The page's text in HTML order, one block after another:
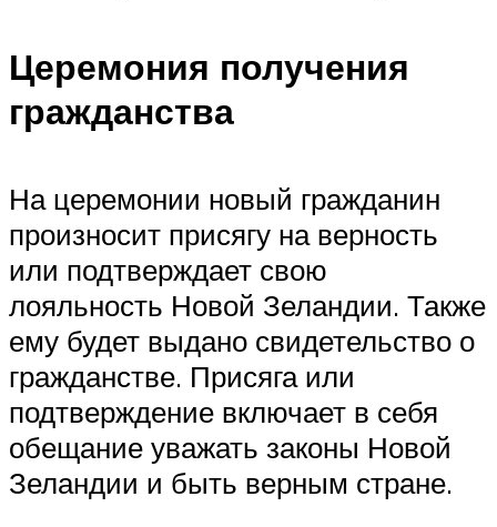
Церемония получения
гражданства
На церемонии новый гражданин
произносит присягу на верность
или подтверждает свою
лояльность Новой Зеландии. Также
ему будет выдано свидетельство о
гражданстве. Присяга или
подтверждение включает в себя
обещание уважать законы Новой
Зеландии и быть верным стране.